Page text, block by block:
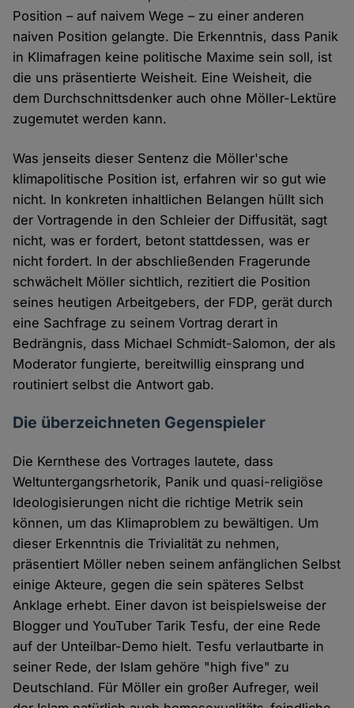
Position – auf naivem Wege – zu einer anderen
naiven Position gelangte. Die Erkenntnis, dass Panik
in Klimafragen keine politische Maxime sein soll, ist
die uns präsentierte Weisheit. Eine Weisheit, die
dem Durchschnittsdenker auch ohne Möller-Lektüre
zugemutet werden kann.
Was jenseits dieser Sentenz die Möller'sche
klimapolitische Position ist, erfahren wir so gut wie
nicht. In konkreten inhaltlichen Belangen hüllt sich
der Vortragende in den Schleier der Diffusität, sagt
nicht, was er fordert, betont stattdessen, was er
nicht fordert. In der abschließenden Fragerunde
schwächelt Möller sichtlich, rezitiert die Position
seines heutigen Arbeitgebers, der FDP, gerät durch
eine Sachfrage zu seinem Vortrag derart in
Bedrängnis, dass Michael Schmidt-Salomon, der als
Moderator fungierte, bereitwillig einsprang und
routiniert selbst die Antwort gab.
Die überzeichneten Gegenspieler
Die Kernthese des Vortrages lautete, dass
Weltuntergangsrhetorik, Panik und quasi-religiöse
Ideologisierungen nicht die richtige Metrik sein
können, um das Klimaproblem zu bewältigen. Um
dieser Erkenntnis die Trivialität zu nehmen,
präsentiert Möller neben seinem anfänglichen Selbst
einige Akteure, gegen die sein späteres Selbst
Anklage erhebt. Einer davon ist beispielsweise der
Blogger und YouTuber Tarik Tesfu, der eine Rede
auf der Unteilbar-Demo hielt. Tesfu verlautbarte in
seiner Rede, der Islam gehöre "high five" zu
Deutschland. Für Möller ein großer Aufreger, weil